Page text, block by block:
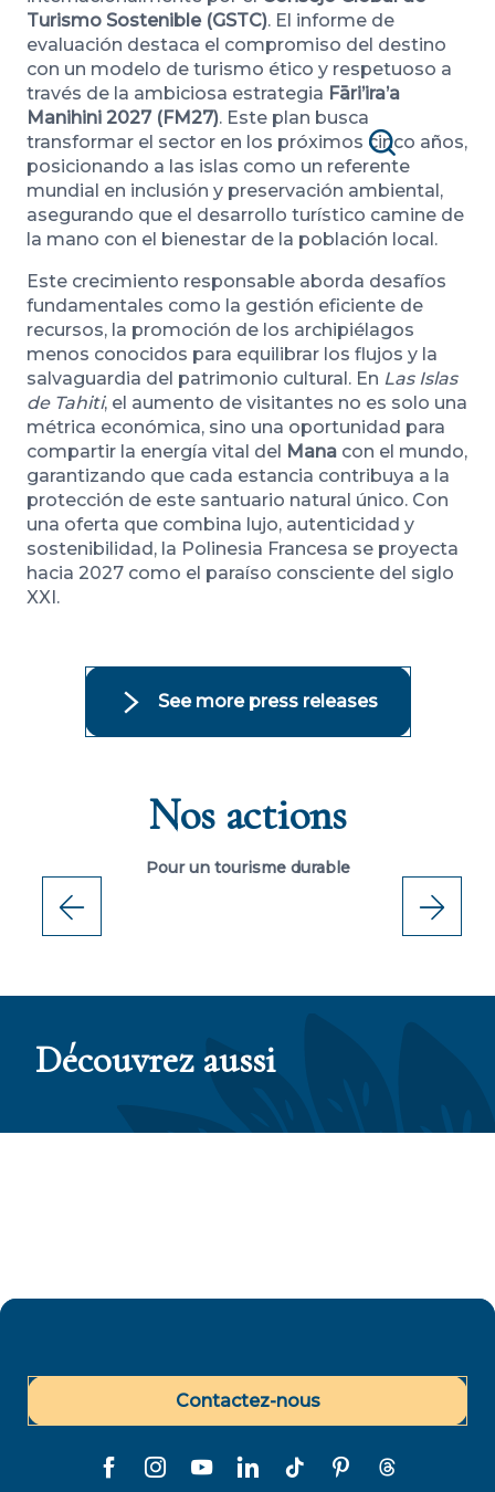
Recherche
Turismo Sostenible (GSTC). El informe de
evaluación destaca el compromiso del destino
con un modelo de turismo ético y respetuoso a
través de la ambiciosa estrategia Fāri’ira’a
Manihini 2027 (FM27). Este plan busca
transformar el sector en los próximos cinco años,
posicionando a las islas como un referente
mundial en inclusión y preservación ambiental,
asegurando que el desarrollo turístico camine de
la mano con el bienestar de la población local.
Este crecimiento responsable aborda desafíos
fundamentales como la gestión eficiente de
recursos, la promoción de los archipiélagos
menos conocidos para equilibrar los flujos y la
salvaguardia del patrimonio cultural. En Las Islas
de Tahiti, el aumento de visitantes no es solo una
métrica económica, sino una oportunidad para
compartir la energía vital del Mana con el mundo,
garantizando que cada estancia contribuya a la
protección de este santuario natural único. Con
una oferta que combina lujo, autenticidad y
sostenibilidad, la Polinesia Francesa se proyecta
hacia 2027 como el paraíso consciente del siglo
XXI.
See more press releases
Nos actions
Pour un tourisme durable
HINA, un engagement pour un tourisme
durable via un dispositif de collecte de
Découvrez aussi
Contactez-nous